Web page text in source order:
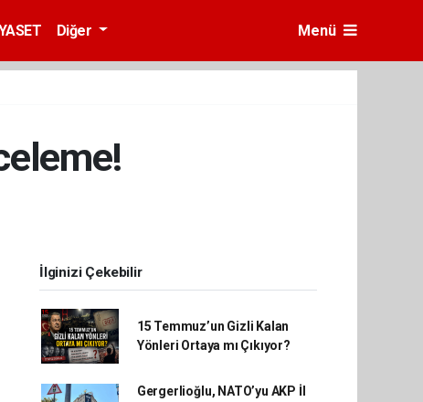
Diğer Menü
İlginizi Çekebilir
15 Temmuz’un Gizli Kalan
Yönleri Ortaya mı Çıkıyor?
Gergerlioğlu, NATO’yu AKP İl